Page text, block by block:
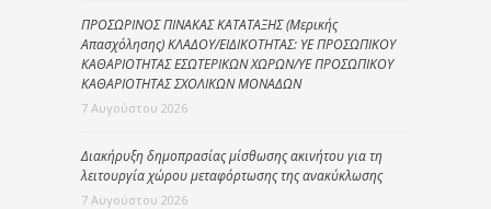
ΠΡΟΣΩΡΙΝΟΣ ΠΙΝΑΚΑΣ ΚΑΤΑΤΑΞΗΣ (Μερικής
Απασχόλησης) ΚΛΑΔΟΥ/ΕΙΔΙΚΟΤΗΤΑΣ: ΥΕ ΠΡΟΣΩΠΙΚΟΥ
ΚΑΘΑΡΙΟΤΗΤΑΣ ΕΣΩΤΕΡΙΚΩΝ ΧΩΡΩΝ/ΥΕ ΠΡΟΣΩΠΙΚΟΥ
ΚΑΘΑΡΙΟΤΗΤΑΣ ΣΧΟΛΙΚΩΝ ΜΟΝΑΔΩΝ
7 Αυγούστου 2026
Διακήρυξη δημοπρασίας μίσθωσης ακινήτου για τη
λειτουργία χώρου μεταφόρτωσης της ανακύκλωσης
7 Αυγούστου 2026